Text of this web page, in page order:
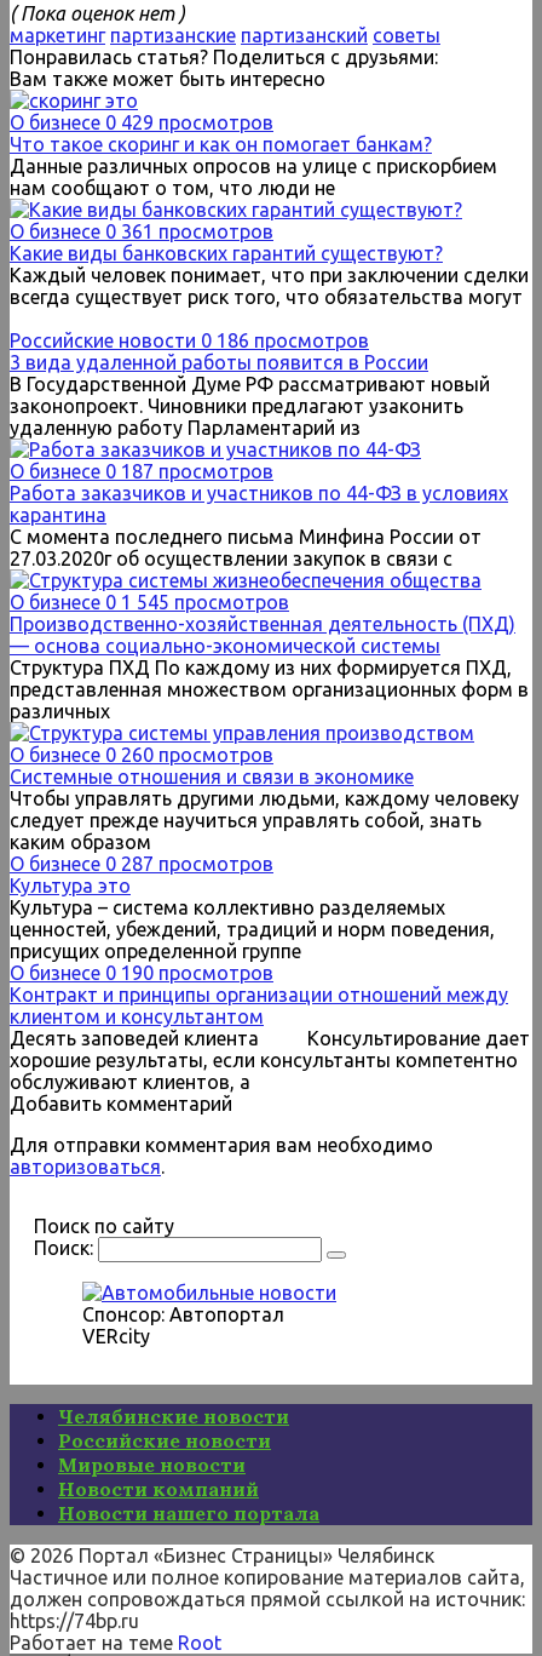
( Пока оценок нет )
маркетинг партизанские партизанский советы
Понравилась статья? Поделиться с друзьями:
Вам также может быть интересно
О бизнесе 0 429 просмотров
Что такое скоринг и как он помогает банкам?
Данные различных опросов на улице с прискорбием
нам сообщают о том, что люди не
О бизнесе 0 361 просмотров
Какие виды банковских гарантий существуют?
Каждый человек понимает, что при заключении сделки
всегда существует риск того, что обязательства могут
Российские новости 0 186 просмотров
3 вида удаленной работы появится в России
В Государственной Думе РФ рассматривают новый
законопроект. Чиновники предлагают узаконить
удаленную работу Парламентарий из
О бизнесе 0 187 просмотров
Работа заказчиков и участников по 44-ФЗ в условиях
карантина
С момента последнего письма Минфина России от
27.03.2020г об осуществлении закупок в связи с
О бизнесе 0 1 545 просмотров
Производственно-хозяйственная деятельность (ПХД)
— основа социально-экономической системы
Структура ПХД По каждому из них формируется ПХД,
представленная множеством организационных форм в
различных
О бизнесе 0 260 просмотров
Системные отношения и связи в экономике
Чтобы управлять другими людьми, каждому человеку
следует прежде научиться управлять собой, знать
каким образом
О бизнесе 0 287 просмотров
Культура это
Культура – система коллективно разделяемых
ценностей, убеждений, традиций и норм поведения,
присущих определенной группе
О бизнесе 0 190 просмотров
Контракт и принципы организации отношений между
клиентом и консультантом
Десять заповедей клиента Консультирование дает
хорошие результаты, если консультанты компетентно
обслуживают клиентов, а
Добавить комментарий
Для отправки комментария вам необходимо
авторизоваться.
Поиск по сайту
Поиск:
Спонсор: Автопортал
VERcity
Челябинские новости
Российские новости
Мировые новости
Новости компаний
Новости нашего портала
© 2026 Портал «Бизнес Страницы» Челябинск
Частичное или полное копирование материалов сайта,
должен сопровождаться прямой ссылкой на источник:
https://74bp.ru
Работает на теме Root